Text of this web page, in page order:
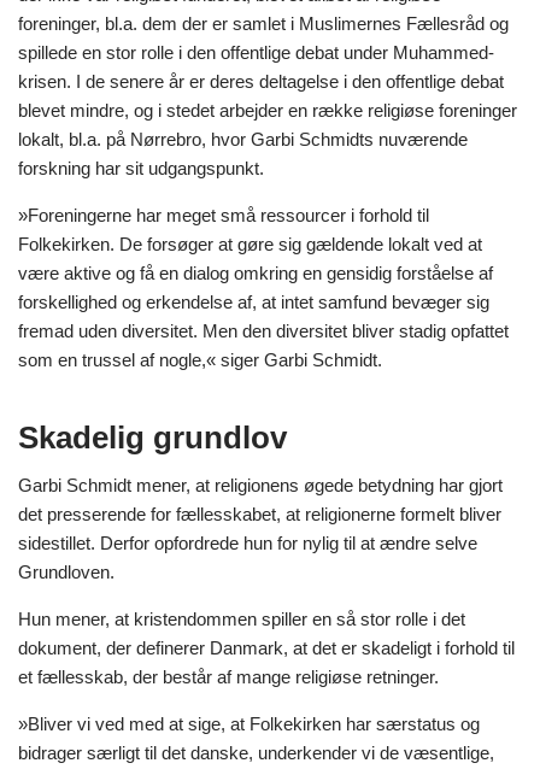
foreninger, bl.a. dem der er samlet i Muslimernes Fællesråd og
spillede en stor rolle i den offentlige debat under Muhammed-
krisen. I de senere år er deres deltagelse i den offentlige debat
blevet mindre, og i stedet arbejder en række religiøse foreninger
lokalt, bl.a. på Nørrebro, hvor Garbi Schmidts nuværende
forskning har sit udgangspunkt.
»Foreningerne har meget små ressourcer i forhold til
Folkekirken. De forsøger at gøre sig gældende lokalt ved at
være aktive og få en dialog omkring en gensidig forståelse af
forskellighed og erkendelse af, at intet samfund bevæger sig
fremad uden diversitet. Men den diversitet bliver stadig opfattet
som en trussel af nogle,« siger Garbi Schmidt.
Skadelig grundlov
Garbi Schmidt mener, at religionens øgede betydning har gjort
det presserende for fællesskabet, at religionerne formelt bliver
sidestillet. Derfor opfordrede hun for nylig til at ændre selve
Grundloven.
Hun mener, at kristendommen spiller en så stor rolle i det
dokument, der definerer Danmark, at det er skadeligt i forhold til
et fællesskab, der består af mange religiøse retninger.
»Bliver vi ved med at sige, at Folkekirken har særstatus og
bidrager særligt til det danske, underkender vi de væsentlige,